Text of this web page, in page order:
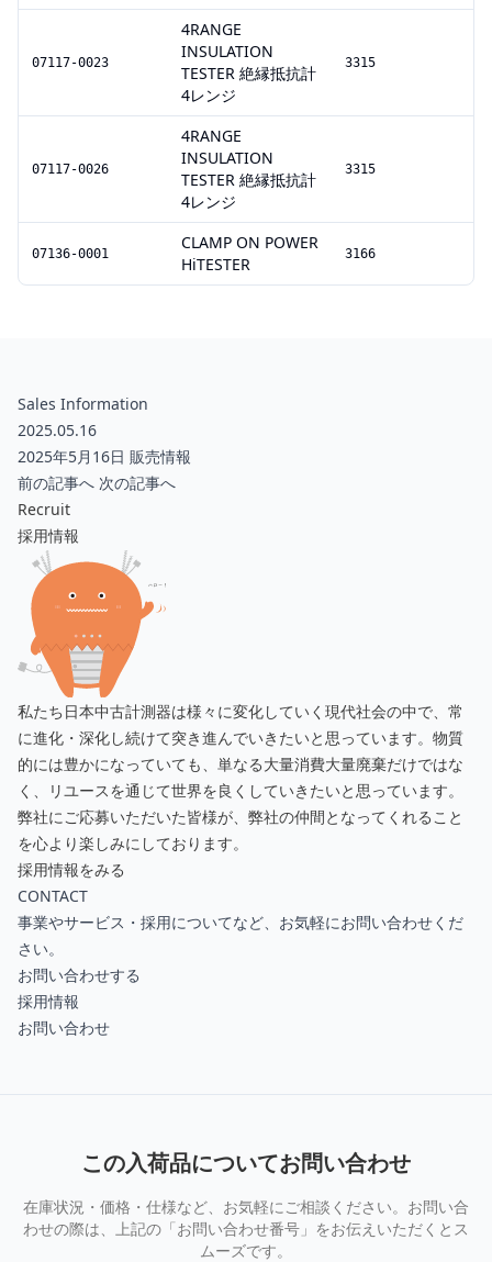
07117-0023
4RANGE
INSULATION
TESTER 絶縁抵抗計
4レンジ
3315
07117-0026
4RANGE
INSULATION
TESTER 絶縁抵抗計
4レンジ
3315
07136-0001
CLAMP ON POWER
HiTESTER
3166
Sales Information
2025.05.16
2025年5月16日 販売情報
前の記事へ 次の記事へ
Recruit
採用情報
私たち日本中古計測器は様々に変化していく現代社会の中で、常
に進化・深化し続けて突き進んでいきたいと思っています。物質
的には豊かになっていても、単なる大量消費大量廃棄だけではな
く、リユースを通じて世界を良くしていきたいと思っています。
弊社にご応募いただいた皆様が、弊社の仲間となってくれること
を心より楽しみにしております。
採用情報をみる
CONTACT
事業やサービス・採用についてなど、お気軽にお問い合わせくだ
さい。
お問い合わせする
採用情報
お問い合わせ
この入荷品についてお問い合わせ
在庫状況・価格・仕様など、お気軽にご相談ください。お問い合
わせの際は、上記の「お問い合わせ番号」をお伝えいただくとス
ムーズです。